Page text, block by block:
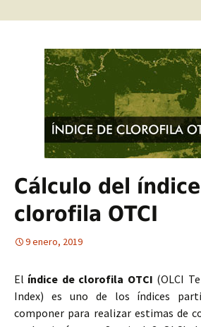
Cálculo del
clorofila OTCI
9 enero, 2019
El índice de clorofila OTCI (OLCI
Index) es uno de los índices
componer para realizar estimas de